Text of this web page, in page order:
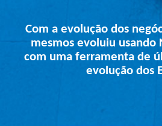
Com a evolução dos
mesmos evoluiu usando
com uma ferramenta de
evolução dos